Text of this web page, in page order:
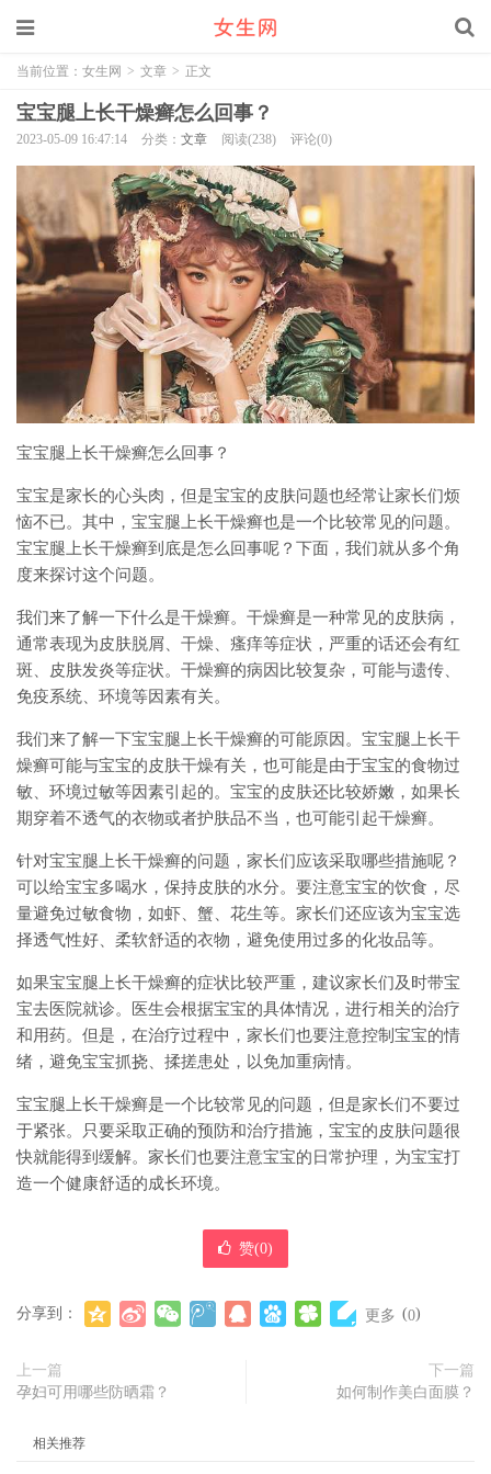
当前位置： 女生网 > 文章 > 正文
宝宝腿上长干燥癣怎么回事？
2023-05-09 16:47:14 分类： 文章 阅读(238) 评论(0)
宝宝腿上长干燥癣怎么回事？
宝宝是家长的心头肉，但是宝宝的皮肤问题也经常让家长们烦
恼不已。其中，宝宝腿上长干燥癣也是一个比较常见的问题。
宝宝腿上长干燥癣到底是怎么回事呢？下面，我们就从多个角
度来探讨这个问题。
我们来了解一下什么是干燥癣。干燥癣是一种常见的皮肤病，
通常表现为皮肤脱屑、干燥、瘙痒等症状，严重的话还会有红
斑、皮肤发炎等症状。干燥癣的病因比较复杂，可能与遗传、
免疫系统、环境等因素有关。
我们来了解一下宝宝腿上长干燥癣的可能原因。宝宝腿上长干
燥癣可能与宝宝的皮肤干燥有关，也可能是由于宝宝的食物过
敏、环境过敏等因素引起的。宝宝的皮肤还比较娇嫩，如果长
期穿着不透气的衣物或者护肤品不当，也可能引起干燥癣。
针对宝宝腿上长干燥癣的问题，家长们应该采取哪些措施呢？
可以给宝宝多喝水，保持皮肤的水分。要注意宝宝的饮食，尽
量避免过敏食物，如虾、蟹、花生等。家长们还应该为宝宝选
择透气性好、柔软舒适的衣物，避免使用过多的化妆品等。
如果宝宝腿上长干燥癣的症状比较严重，建议家长们及时带宝
宝去医院就诊。医生会根据宝宝的具体情况，进行相关的治疗
和用药。但是，在治疗过程中，家长们也要注意控制宝宝的情
绪，避免宝宝抓挠、揉搓患处，以免加重病情。
宝宝腿上长干燥癣是一个比较常见的问题，但是家长们不要过
于紧张。只要采取正确的预防和治疗措施，宝宝的皮肤问题很
快就能得到缓解。家长们也要注意宝宝的日常护理，为宝宝打
造一个健康舒适的成长环境。
赞(0)
分享到： 更多 (0)
上一篇
孕妇可用哪些防晒霜？
下一篇
如何制作美白面膜？
相关推荐